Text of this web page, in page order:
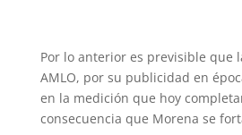
Por lo anterior es previsible que
AMLO, por su publicidad en
en la medición que hoy
consecuencia que Morena se